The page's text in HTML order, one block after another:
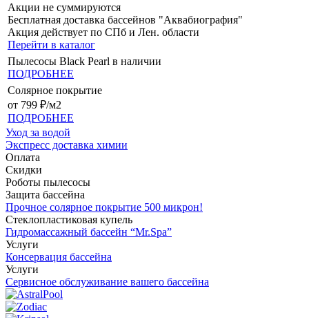
Акции не суммируются
Бесплатная доставка бассейнов "Аквабиография"
Акция действует по СПб и Лен. области
Перейти в каталог
Пылесосы Black Pearl в наличии
ПОДРОБНЕЕ
Солярное покрытие
от 799 ₽/м2
ПОДРОБНЕЕ
Уход за водой
Экспресс доставка химии
Оплата
Скидки
Роботы пылесосы
Защита бассейна
Прочное солярное покрытие 500 микрон!
Стеклопластиковая купель
Гидромассажный бассейн “Mr.Spa”
Услуги
Консервация бассейна
Услуги
Сервисное обслуживание вашего бассейна